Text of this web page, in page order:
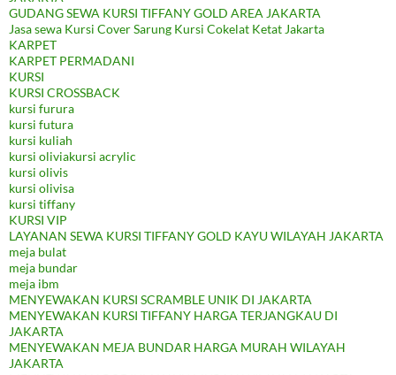
GUDANG SEWA KURSI TIFFANY GOLD AREA JAKARTA
Jasa sewa Kursi Cover Sarung Kursi Cokelat Ketat Jakarta
KARPET
KARPET PERMADANI
KURSI
KURSI CROSSBACK
kursi furura
kursi futura
kursi kuliah
kursi oliviakursi acrylic
kursi olivis
kursi olivisa
kursi tiffany
KURSI VIP
LAYANAN SEWA KURSI TIFFANY GOLD KAYU WILAYAH JAKARTA
meja bulat
meja bundar
meja ibm
MENYEWAKAN KURSI SCRAMBLE UNIK DI JAKARTA
MENYEWAKAN KURSI TIFFANY HARGA TERJANGKAU DI
JAKARTA
MENYEWAKAN MEJA BUNDAR HARGA MURAH WILAYAH
JAKARTA